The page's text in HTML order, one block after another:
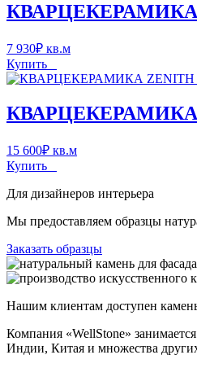
КВАРЦЕКЕРАМИКА
7 930₽ кв.м
Купить
КВАРЦЕКЕРАМИКА
15 600₽ кв.м
Купить
Для дизайнеров интерьера
Мы предоставляем образцы
Заказать образцы
Нашим клиентам доступен
Компания «WellStone»
Индии, Китая и множества